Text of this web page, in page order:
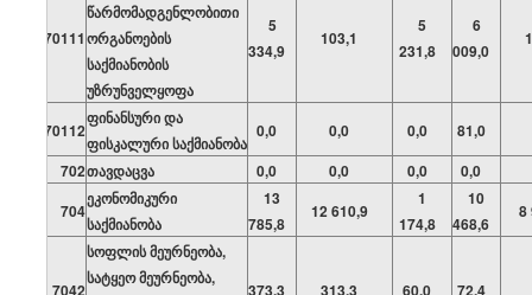
70111
წარმომადგენლობითი
ორგანოების
საქმიანობის
უზრუნველყოფა
5
334,9
103,1
5
231,8
6
009,0
70112
ფინანსური და
ფისკალური საქმიანობა
0,0 0,0 0,0
81,0
702თავდაცვა 0,0 0,0 0,0
0,0
704
ეკონომიკური
საქმიანობა
13
785,8
12 610,9
1
174,8
10
468,6
7042
სოფლის მეურნეობა,
სატყეო მეურნეობა,
373,3 313,3 60,0 72,4